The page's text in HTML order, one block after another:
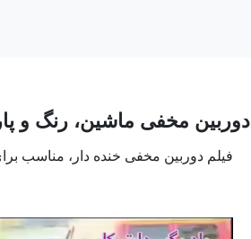
دوربین مخفی ماشین، رنگ و
فیلم دوربین مخفی خنده دار، مناسب